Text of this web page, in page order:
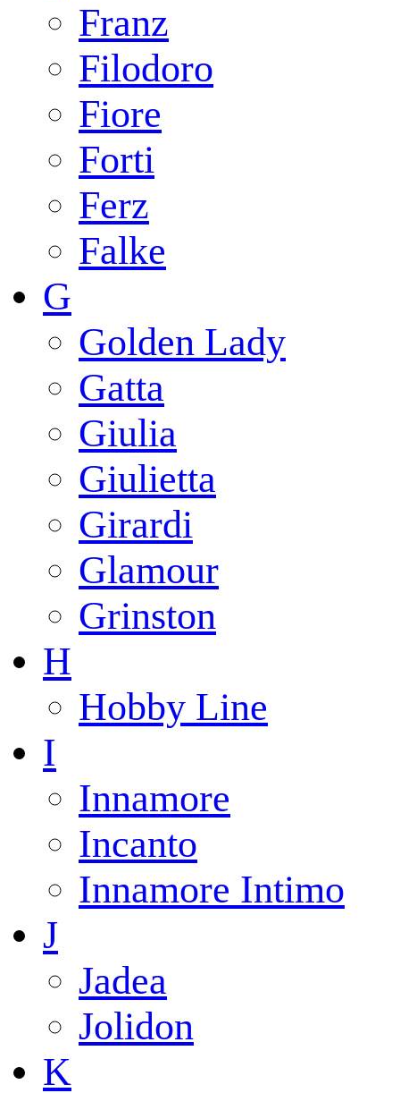
Franz
Filodoro
Fiore
Forti
Ferz
Falke
G
Golden Lady
Gatta
Giulia
Giulietta
Girardi
Glamour
Grinston
H
Hobby Line
I
Innamore
Incanto
Innamore Intimo
J
Jadea
Jolidon
K